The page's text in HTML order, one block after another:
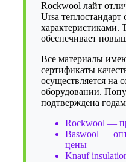
Rockwool лайт
Ursa
характеристиками.
обеспечивает
Все материалы
сертификаты
осуществляется на
оборудовании.
подтверждена
Rockwool —
Baswool —
цены
Knauf